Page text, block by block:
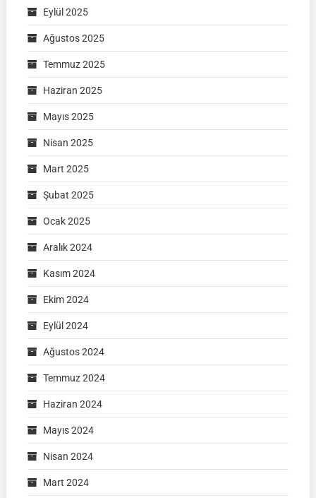
Eylül 2025
Ağustos 2025
Temmuz 2025
Haziran 2025
Mayıs 2025
Nisan 2025
Mart 2025
Şubat 2025
Ocak 2025
Aralık 2024
Kasım 2024
Ekim 2024
Eylül 2024
Ağustos 2024
Temmuz 2024
Haziran 2024
Mayıs 2024
Nisan 2024
Mart 2024